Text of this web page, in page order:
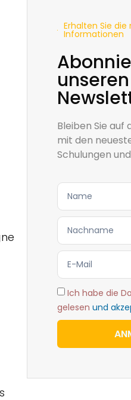
Erhalten Sie
Informationen
unseren
Bleiben Sie auf
mit den
Schulungen
Ich habe die
gelesen und